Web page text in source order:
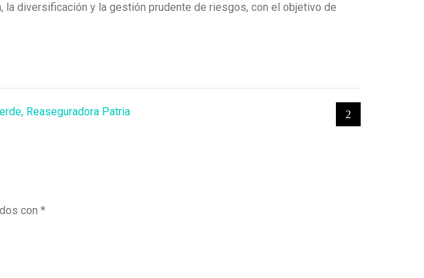
la diversificación y la gestión prudente de riesgos, con el objetivo de
, Reaseguradora Patria
con *